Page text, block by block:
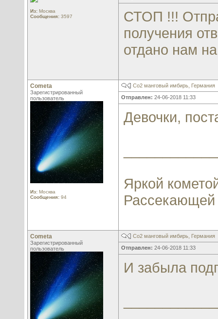
Из: Москва
Сообщения: 3597
СТОП !!!
получения
отдано нам
Cometa
Зарегистрированный
пользователь
Из: Москва
Сообщения: 94
Со2 манговый имбирь, Германия
Отправлен: 24-06-2018 11:33
Девочки,
Яркой
Рассекающей
Cometa
Зарегистрированный
пользователь
Со2 манговый имбирь, Германия
Отправлен: 24-06-2018 11:33
И забыла